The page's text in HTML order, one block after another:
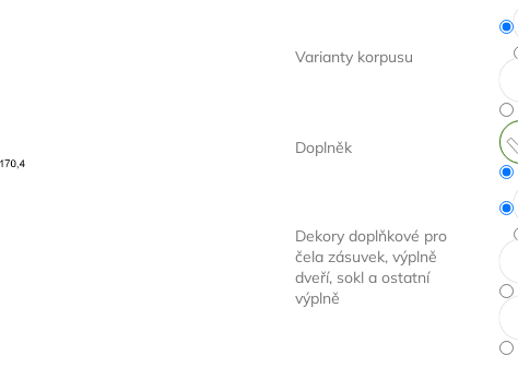
Varianty korpusu
Doplněk
Dekory doplňkové pro
čela zásuvek, výplně
dveří, sokl a ostatní
výplně